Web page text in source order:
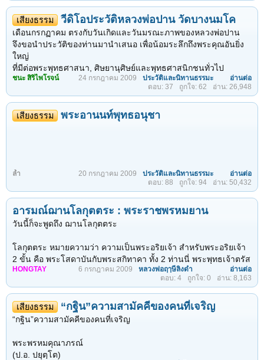
1.วัตถุ ใดมีขนาดเล็กมากไปถึงขนาดของอะตอม เรียกวัตถุนั้นว่า
พลังงาน เช่นถ้าเราสามารถย่อตัวเราให้เล็กลงไปถึงขนาดอะตอม ตัว
เราก็จะถูกเป็นพลังงานเช่นกันครับ...
ก่อนที่จะกล่าวถึงแม่ "แม่" ของข้าพเจ้าคนเดียว
พระพุทธองค์ทรงแสดงพระธรรมเทศนาเกี่ยวกับแม่ไว้หลายครั้ง บ้าง
ก็เอ่ยถึงพ่อแม่ควบกันไป บ้างก็เอ่ยเฉพาะแม่โดดๆ เช่นในโสณนนท
ชาตกมีคาถาที่กล่าวไว้ว่า
สุหทา มาตา มารดาเป็นผู้ใจดี
ชยนฺตี มาตา มารดาเป็นผู้ให้เกิด
โคเปนฺตี มาตา มารดาเป็นผู้คุ้มครองรักษา
วิหญฺญนฺติ มาตา มารดาเป็นผู้เดือดร้อนเป็นห่วงเป็นใย
เสียงธรรม วีดิโอประวัติหลวงพ่อปาน วัดบางนมโค
เดือนกรกฏาคม ตรงกับวันเกิดและวันมรณะภาพของหลวงพ่อปาน
จึงขอนำประวัติของท่านมานำเสนอ เพื่อน้อมระลึกถึงพระคุณอันยิ่ง
ใหญ่
ที่มีต่อพระพุทธศาสนา, ศิษยานุศิษย์และพุทธศาสนิกชนทั่วไป
ประวัติหลวงพ่อปาน วัดบางนมโค บูรพาจารย์หลวงพ่อฤาษี วัดท่าซุง
- PaLungJit.com
ชนะ สิริไพโรจน์ 24 กรกฎาคม 2009 ประวัติและนิทานธรรมะ
อ่านต่อ
อ่าน: 26,948
ถูกใจ: 62
ตอบ: 37
เสียงธรรม พระอานนท์พุทธอนุชา
ล้ำ 20 กรกฎาคม 2009 ประวัติและนิทานธรรมะ
อ่านต่อ
อ่าน: 50,432
ถูกใจ: 94
ตอบ: 88
อารมณ์ฌานโลกุตตระ : พระราชพรหมยาน
วันนี้ก็จะพูดถึง ฌานโลกุตตระ
โลกุตตระ หมายความว่า ความเป็นพระอริยเจ้า สำหรับพระอริยเจ้า
2 ขั้น คือ พระโสดาบันกับพระสกิทาคา ทั้ง 2 ท่านนี่ พระพุทธเจ้าตรัส
ว่า
เป็นผู้มีปัญญาเล็กน้อย แล้วก็มีสมาธิเล็กน้อย แต่เป็นผู้มั่นอยู่ในศีล
เป็นผู้ทรงอธิศีล
คำว่า อธิ นี่แปลว่า ยิ่ง หรือว่า ใหญ่ หรือว่าทับทรงอธิศีล ก็
สำหรับพระโสดาบัน มีอะไรบ้าง
ถ้าว่ากันตาม สังโยชน์ ก็คือ
HONGTAY 6 กรกฎาคม 2009 หลวงพ่อฤๅษีลิงดำ
อ่านต่อ
อ่าน: 8,163
ถูกใจ: 0
ตอบ: 4
เสียงธรรม “กฐิน”ความสามัคคีของคนที่เจริญ
“กฐิน”ความสามัคคีของคนที่เจริญ
พระพรหมคุณาภรณ์
(ป.อ. ปยุตฺโต)
< ย้อนกลับ 1 ← 446 447 448 449 450 451 ถัดไป >